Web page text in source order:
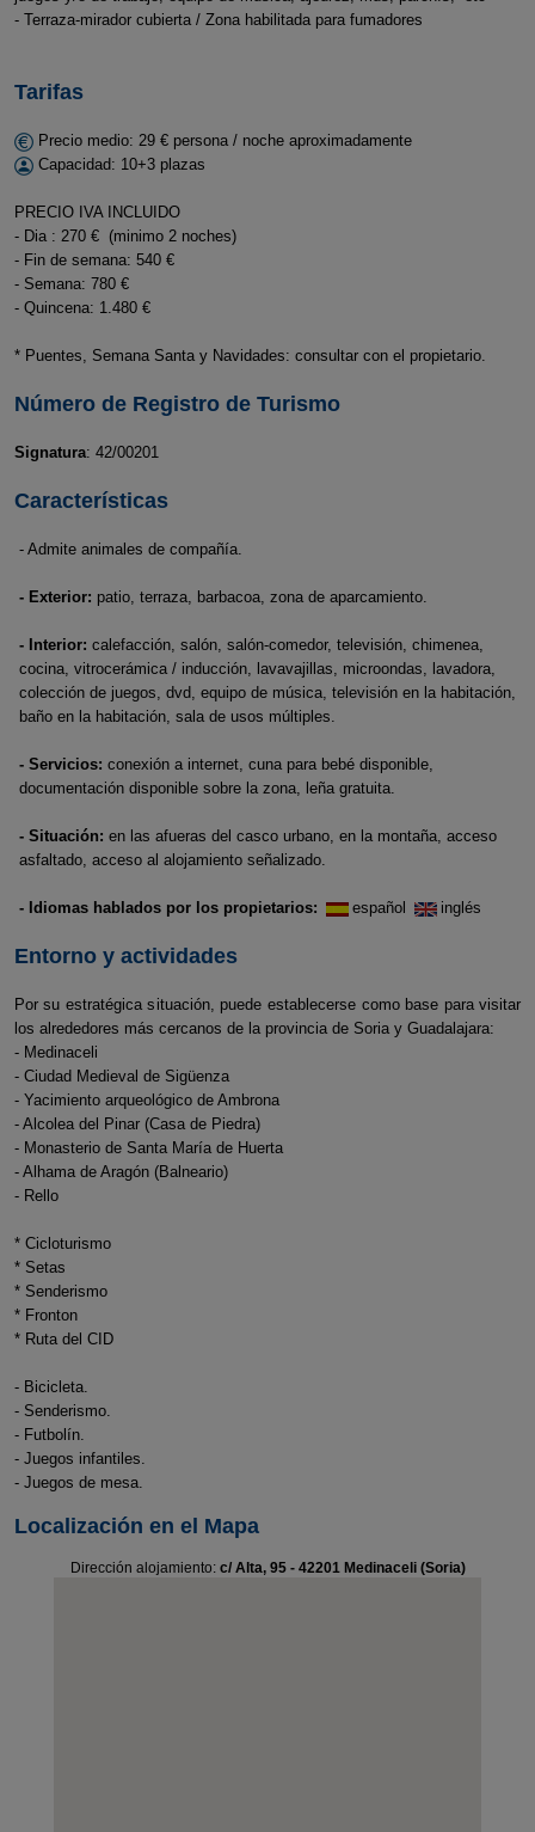
- Terraza-mirador cubierta / Zona habilitada para fumadores
Tarifas
Precio medio: 29 € persona / noche aproximadamente
Capacidad: 10+3 plazas
PRECIO IVA INCLUIDO
- Dia : 270 € (minimo 2 noches)
- Fin de semana: 540 €
- Semana: 780 €
- Quincena: 1.480 €
* Puentes, Semana Santa y Navidades: consultar con el propietario.
Número de Registro de Turismo
Signatura: 42/00201
Características
- Admite animales de compañía.
- Exterior: patio, terraza, barbacoa, zona de aparcamiento.
- Interior: calefacción, salón, salón-comedor, televisión, chimenea,
cocina, vitrocerámica / inducción, lavavajillas, microondas, lavadora,
colección de juegos, dvd, equipo de música, televisión en la habitación,
baño en la habitación, sala de usos múltiples.
- Servicios: conexión a internet, cuna para bebé disponible,
documentación disponible sobre la zona, leña gratuita.
- Situación: en las afueras del casco urbano, en la montaña, acceso
asfaltado, acceso al alojamiento señalizado.
- Idiomas hablados por los propietarios: español inglés
Entorno y actividades
Por su estratégica situación, puede establecerse como base para visitar
los alrededores más cercanos de la provincia de Soria y Guadalajara:
- Medinaceli
- Ciudad Medieval de Sigüenza
- Yacimiento arqueológico de Ambrona
- Alcolea del Pinar (Casa de Piedra)
- Monasterio de Santa María de Huerta
- Alhama de Aragón (Balneario)
- Rello
* Cicloturismo
* Setas
* Senderismo
* Fronton
* Ruta del CID
- Bicicleta.
- Senderismo.
- Futbolín.
- Juegos infantiles.
- Juegos de mesa.
Localización en el Mapa
Dirección alojamiento: c/ Alta, 95 - 42201 Medinaceli (Soria)